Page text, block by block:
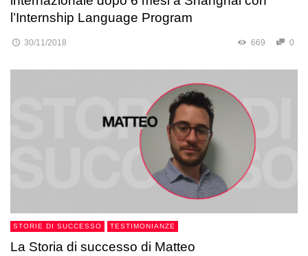
l’Internship Language Program
30/11/2018 669 0
STORIE DI SUCCESSO TESTIMONIANZE
La Storia di successo di Matteo